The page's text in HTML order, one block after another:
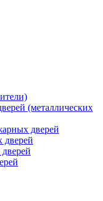
(металлических
дверей
дверей